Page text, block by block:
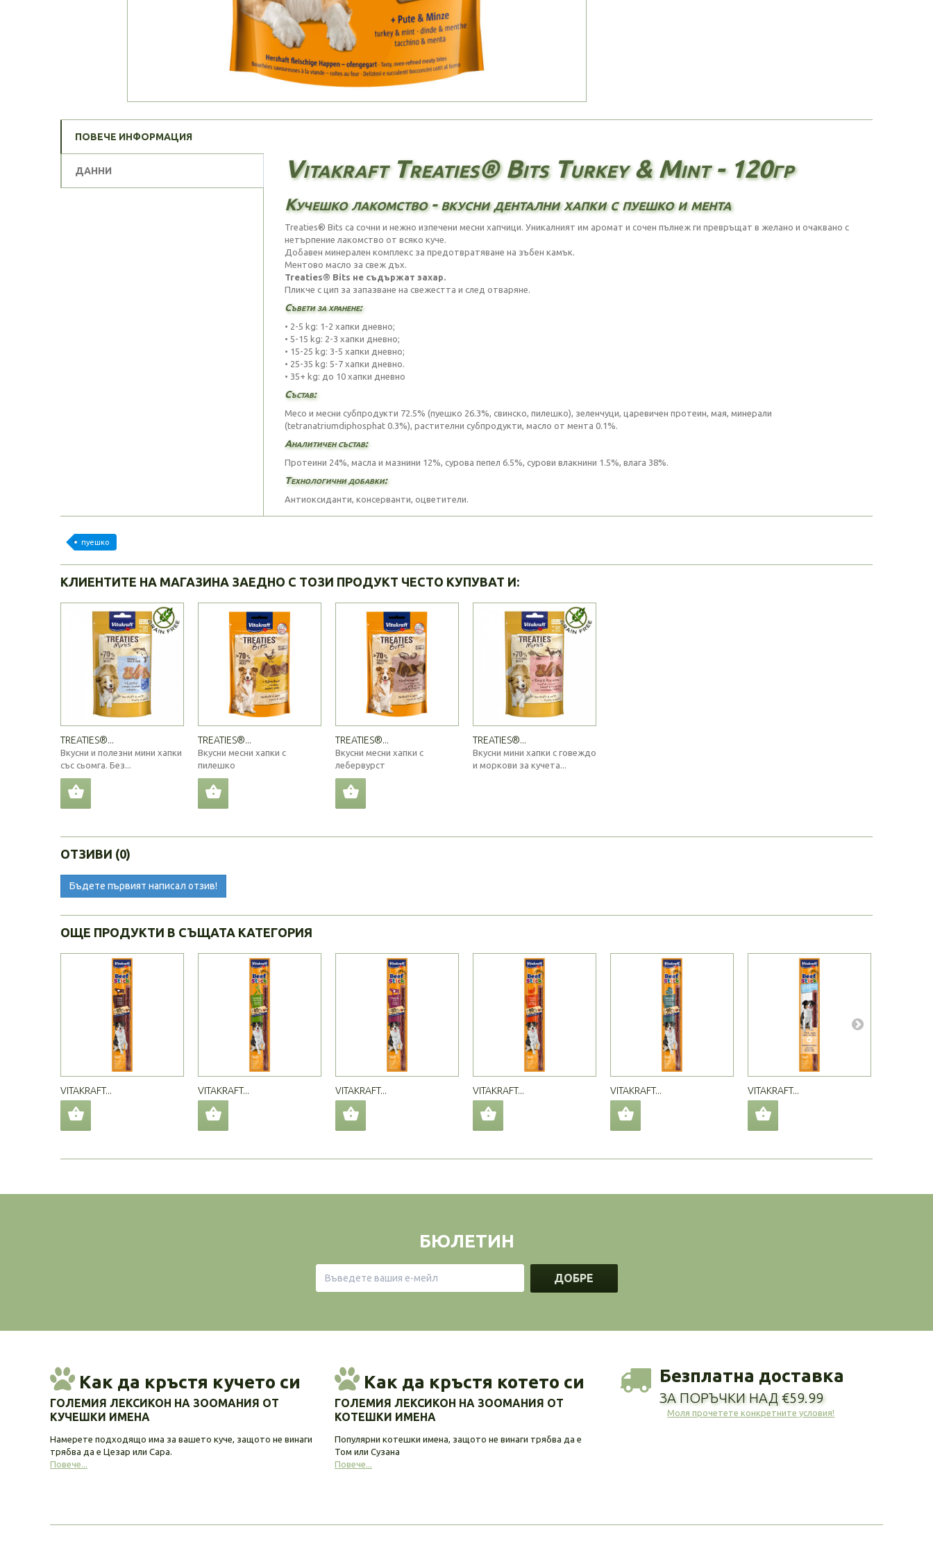
ПОВЕЧЕ ИНФОРМАЦИЯ
ДАННИ Vitakraft Treaties® Bits Turkey & Mint - 120гр
Кучешко лакомство - вкусни дентални хапки с пуешко и мента
Treaties® Bits са сочни и нежно изпечени месни хапчици. Уникалният им аромат и сочен пълнеж ги превръщат в желано и очаквано с
нетърпение лакомство от всяко куче.
Добавен минерален комплекс за предотвратяване на зъбен камък.
Ментово масло за свеж дъх.
Treaties® Bits не съдържат захар.
Пликче с цип за запазване на свежестта и след отваряне.
Съвети за хранене:
• 2-5 kg: 1-2 хапки дневно;
• 5-15 kg: 2-3 хапки дневно;
• 15-25 kg: 3-5 хапки дневно;
• 25-35 kg: 5-7 хапки дневно.
• 35+ kg: до 10 хапки дневно
Състав:
Месо и месни субпродукти 72.5% (пуешко 26.3%, свинско, пилешко), зеленчуци, царевичен протеин, мая, минерали
(tetranatriumdiphosphat 0.3%), растителни субпродукти, масло от мента 0.1%.
Аналитичен състав:
Протеини 24%, масла и мазнини 12%, сурова пепел 6.5%, сурови влакнини 1.5%, влага 38%.
Технологични добавки:
Антиоксиданти, консерванти, оцветители.
пуешко
КЛИЕНТИТЕ НА МАГАЗИНА ЗАЕДНО С ТОЗИ ПРОДУКТ ЧЕСТО КУПУВАТ И:
TREATIES®...
Вкусни и полезни мини хапки
със сьомга. Без...
TREATIES®...
Вкусни месни хапки с
пилешко
TREATIES®...
Вкусни месни хапки с
лебервурст
TREATIES®...
Вкусни мини хапки с говеждо
и моркови за кучета...
ОТЗИВИ (0)
Бъдете първият написал отзив!
ОЩЕ ПРОДУКТИ В СЪЩАТА КАТЕГОРИЯ
VITAKRAFT... VITAKRAFT... VITAKRAFT... VITAKRAFT... VITAKRAFT... VITAKRAFT...
БЮЛЕТИН
ДОБРЕ
Как да кръстя кучето си
ГОЛЕМИЯ ЛЕКСИКОН НА ЗООМАНИЯ ОТ
КУЧЕШКИ ИМЕНА
Намерете подходящо има за вашето куче, защото не винаги
трябва да е Цезар или Сара.
Повече...
Как да кръстя котето си
ГОЛЕМИЯ ЛЕКСИКОН НА ЗООМАНИЯ ОТ
КОТЕШКИ ИМЕНА
Популярни котешки имена, защото не винаги трябва да е
Том или Сузана
Повече...
Безплатна доставка
ЗА ПОРЪЧКИ НАД €59.99
Моля прочетете конкретните условия!